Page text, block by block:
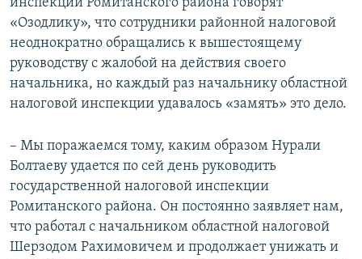
«Озодлику», что сотрудники районной налоговой
неоднократно обращались к вышестоящему
руководству с жалобой на действия своего
начальника, но каждый раз начальнику областной
налоговой инспекции удавалось «замять» это дело.
​– Мы поражаемся тому, каким образом Нурали
Болтаеву удается по сей день руководить
государственной налоговой инспекции
Ромитанского района. Он постоянно заявляет нам,
что работал с начальником областной налоговой
Шерзодом Рахимовичем и продолжает унижать и